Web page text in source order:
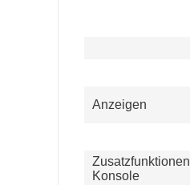
Anzeigen
Zusatzfunktionen
Konsole